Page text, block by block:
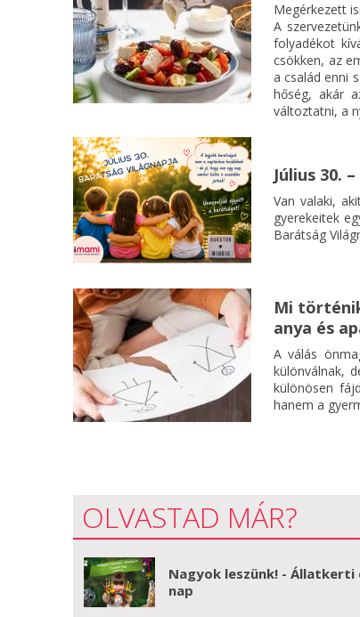
Megérkezett
A
folyadékot
csökken, az
a család enni
hőség, akár
változtatni, a
Július 30.
Van valaki,
gyerekeitek
Barátság
Mi
anya és
A válás
különválnak,
különösen
hanem a
OLVASTAD MÁR?
Nagyok leszünk! - Állatkerti
nap